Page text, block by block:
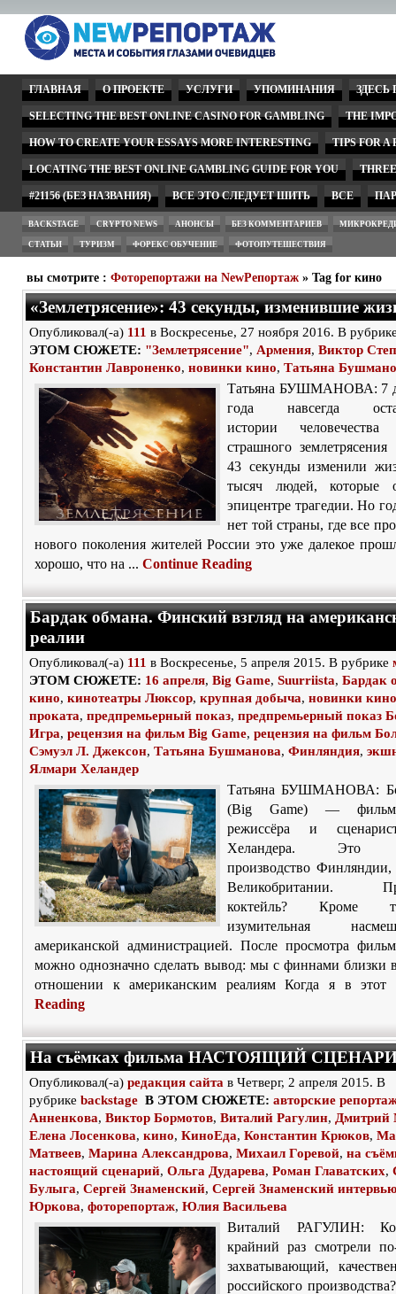
ГЛАВНАЯ О ПРОЕКТЕ УСЛУГИ УПОМИНАНИЯ
SELECTING THE BEST ONLINE CASINO FOR GAMBLING THE
HOW TO CREATE YOUR ESSAYS MORE INTERESTING TIPS FOR A
LOCATING THE BEST ONLINE GAMBLING GUIDE FOR YOU
#21156 (БЕЗ НАЗВАНИЯ) ВСЕ ЭТО СЛЕДУЕТ ШИТЬ ВСЕ
BACKSTAGE CRYPTO NEWS АНОНСЫ БЕЗ КОММЕНТАРИЕВ
СТАТЬИ ТУРИЗМ ФОРЕКС ОБУЧЕНИЕ ФОТОПУТЕШЕСТВИЯ
вы смотрите : Фоторепортажи на NewРепортаж » Tag for кино
«Землетрясение»: 43 секунды, изменившие
Опубликовал(-а) 111 в Воскресенье, 27 ноября 2016. В
ЭТОМ СЮЖЕТЕ: "Землетрясение", Армения, Виктор
Константин Лавроненко, новинки кино, Татьяна
Татьяна БУШМАНОВА: 7
года навсегда
истории
страшного
43 секунды изменили
тысяч людей, которые
эпицентре трагедии. Но
нет той страны, где все
нового поколения жителей России это уже далекое
хорошо, что на ... Continue Reading
Бардак обмана. Финский взгляд на
реалии
Опубликовал(-а) 111 в Воскресенье, 5 апреля 2015. В рубрике
ЭТОМ СЮЖЕТЕ: 16 апреля, Big Game, Suurriista, Бардак
кино, кинотеатры Люксор, крупная добыча, новинки кино
проката, предпремьерный показ, предпремьерный показ
Игра, рецензия на фильм Big Game, рецензия на фильм
Сэмуэл Л. Джексон, Татьяна Бушманова, Финляндия,
Ялмари Хеландер
Татьяна БУШМАНОВА:
(Big Game) — фильм
режиссёра и
Хеландера. Это
производство
Великобритании.
коктейль? Кроме
изумительная
американской администрацией. После просмотра
можно однозначно сделать вывод: мы с финнами близки
отношении к американским реалиям Когда я в
Reading
На съёмках фильма НАСТОЯЩИЙ
Опубликовал(-а) редакция сайта в Четверг, 2 апреля 2015. В
рубрике backstage В ЭТОМ СЮЖЕТЕ: авторские
Анненкова, Виктор Бормотов, Виталий Рагулин, Дмитрий
Елена Лосенкова, кино, КиноЕда, Константин Крюков,
Матвеев, Марина Александрова, Михаил Горевой, на
настоящий сценарий, Ольга Дударева, Роман Главатских,
Булыга, Сергей Знаменский, Сергей Знаменский интервью
Юркова, фоторепортаж, Юлия Васильева
Виталий РАГУЛИН:
крайний раз смотрели
захватывающий,
российского